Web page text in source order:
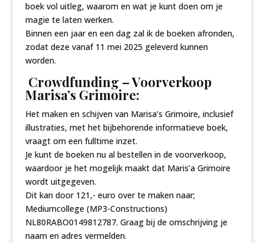
boek vol uitleg, waarom en wat je kunt doen om je
magie te laten werken.
Binnen een jaar en een dag zal ik de boeken afronden,
zodat deze vanaf 11 mei 2025 geleverd kunnen
worden.
Crowdfunding – Voorverkoop
Marisa’s Grimoire:
Het maken en schijven van Marisa’s Grimoire, inclusief
illustraties, met het bijbehorende informatieve boek,
vraagt om een fulltime inzet.
Je kunt de boeken nu al bestellen in de voorverkoop,
waardoor je het mogelijk maakt dat Maris’a Grimoire
wordt uitgegeven.
Dit kan door 121,- euro over te maken naar;
Mediumcollege (MP3-Constructions)
NL80RABO0149812787. Graag bij de omschrijving je
naam en adres vermelden.